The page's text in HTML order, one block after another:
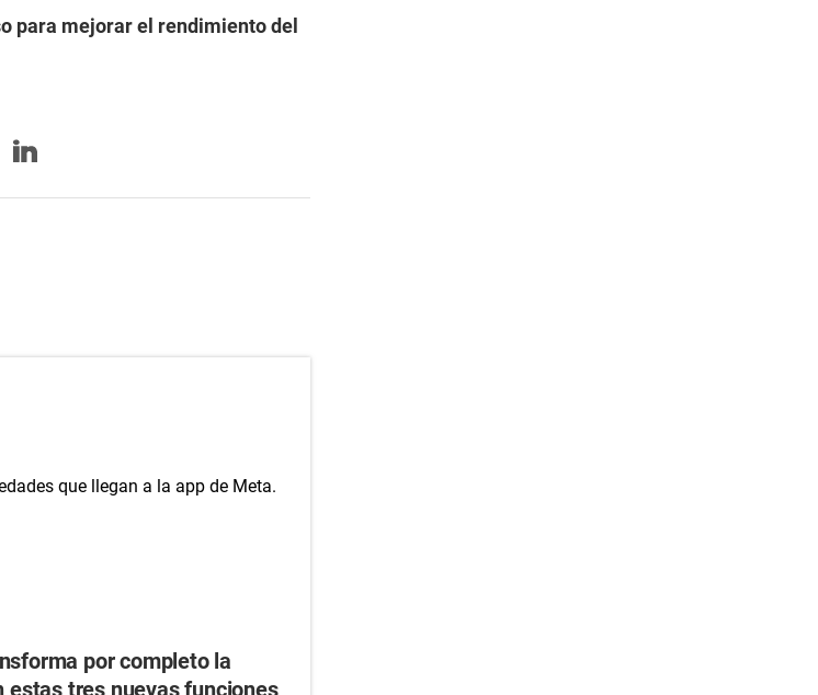
para mejorar el rendimiento del
por completo la
estas tres nuevas funciones